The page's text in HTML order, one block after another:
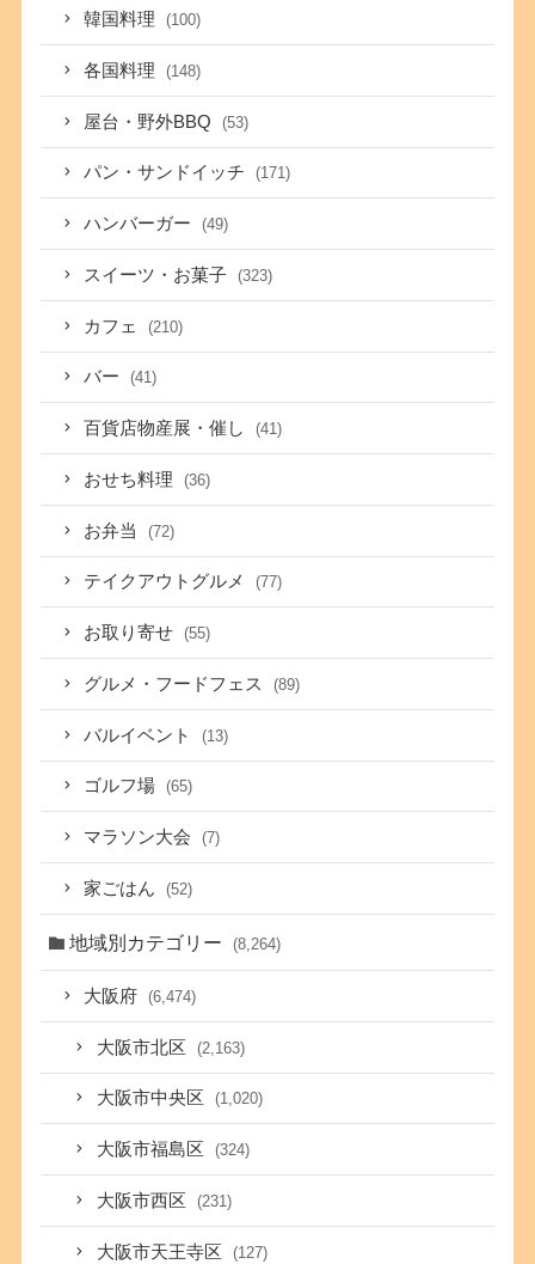
韓国料理 (100)
各国料理 (148)
屋台・野外BBQ (53)
パン・サンドイッチ (171)
ハンバーガー (49)
スイーツ・お菓子 (323)
カフェ (210)
バー (41)
百貨店物産展・催し (41)
おせち料理 (36)
お弁当 (72)
テイクアウトグルメ (77)
お取り寄せ (55)
グルメ・フードフェス (89)
バルイベント (13)
ゴルフ場 (65)
マラソン大会 (7)
家ごはん (52)
地域別カテゴリー (8,264)
大阪府 (6,474)
大阪市北区 (2,163)
大阪市中央区 (1,020)
大阪市福島区 (324)
大阪市西区 (231)
大阪市天王寺区 (127)